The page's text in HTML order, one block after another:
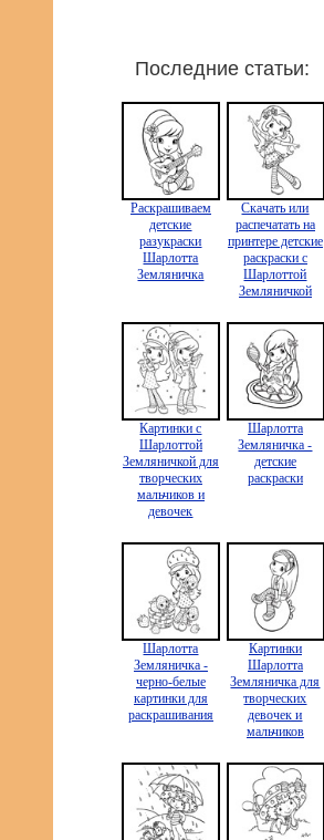
Последние статьи:
Раскрашиваем
детские
разукраски
Шарлотта
Земляничка
Скачать или
распечатать на
принтере детские
раскраски с
Шарлоттой
Земляничкой
Картинки с
Шарлоттой
Земляничкой для
творческих
мальчиков и
девочек
Шарлотта
Земляничка -
детские
раскраски
Шарлотта
Земляничка -
черно-белые
картинки для
раскрашивания
Картинки
Шарлотта
Земляничка для
творческих
девочек и
мальчиков